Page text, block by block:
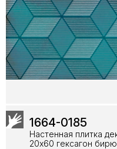
1664-0185
Настенная плитка
20x60 гексагон